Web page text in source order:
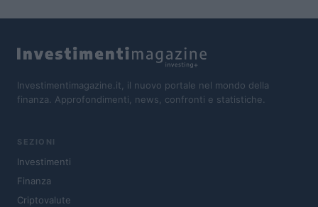
Investimentimagazine.it, il nuovo portale nel mondo della
finanza. Approfondimenti, news, confronti e statistiche.
SEZIONI
Investimenti
Finanza
Criptovalute